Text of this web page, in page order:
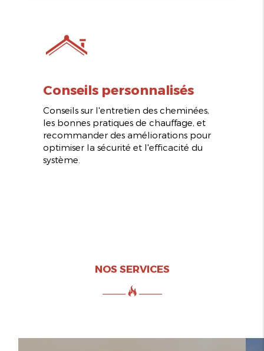
Conseils personnalisés
Conseils sur l'entretien des cheminées,
les bonnes pratiques de chauffage, et
recommander des améliorations pour
optimiser la sécurité et l'efficacité du
système.
NOS SERVICES